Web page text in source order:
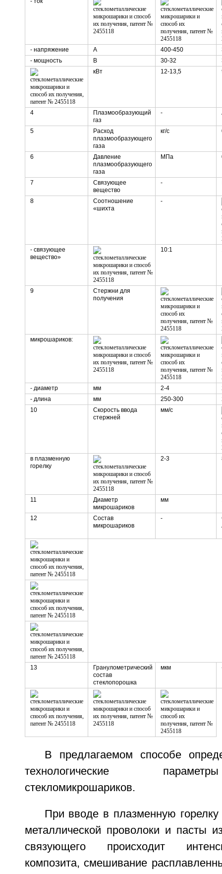
- напряжение А 400-450
- мощность
В 30-32
кВт
12-13,5
4
Плазмообразующий
газ
-
5
Расход
плазмообразующего
газа
кг/с
6
Давление
плазмообразующего
газа
МПа
7
Связующее
вещество
-
8
Соотношение
«шихта
-
- связующее
вещество»
10:1
9
Стержни для
получения
микрошариков:
- диаметр мм 2-4
- длина
мм 250-300
10
Скорость ввода
стержней
мм/с
в плазменную
горелку
2-3
11
Диаметр
микрошариков
мм
12
Состав
микрошариков
-
13
Гранулометрический
состав
стеклопорошка
мкм
В предлагаемом способе
технологические
стекломикрошариков.
При вводе в плазменную
металлической проволоки и пасты
связующего происходит
композита, смешивание